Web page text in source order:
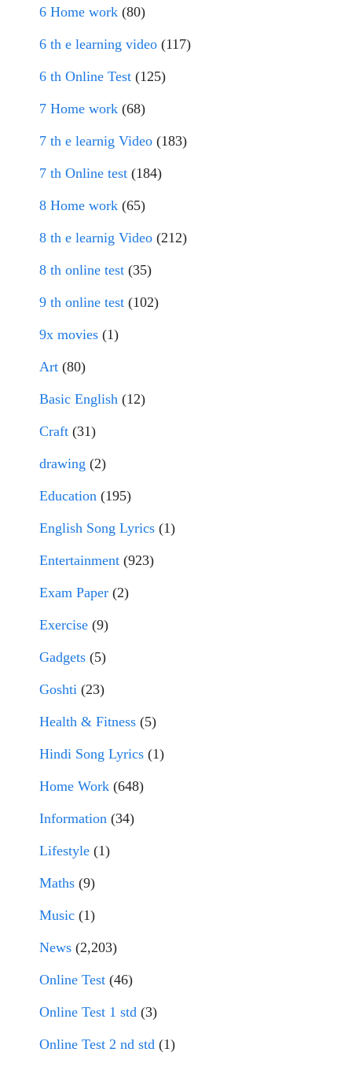
6 Home work (80)
6 th e learning video (117)
6 th Online Test (125)
7 Home work (68)
7 th e learnig Video (183)
7 th Online test (184)
8 Home work (65)
8 th e learnig Video (212)
8 th online test (35)
9 th online test (102)
9x movies (1)
Art (80)
Basic English (12)
Craft (31)
drawing (2)
Education (195)
English Song Lyrics (1)
Entertainment (923)
Exam Paper (2)
Exercise (9)
Gadgets (5)
Goshti (23)
Health & Fitness (5)
Hindi Song Lyrics (1)
Home Work (648)
Information (34)
Lifestyle (1)
Maths (9)
Music (1)
News (2,203)
Online Test (46)
Online Test 1 std (3)
Online Test 2 nd std (1)